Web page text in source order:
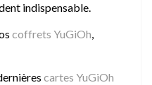
indispensable.
coffrets YuGiOh,
cartes YuGiOh